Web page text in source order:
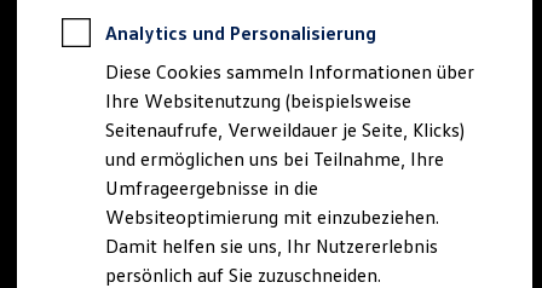
Professional Class bei Volkswagen
Behörden
Direktkunden
Sonderfahrzeuge
Anpfiff zum Gewinn
Elektromobilität
Elektroautos
ID. Tutorials
Elektrofahrzeugkonzepte
ID. EVERY1
Reichweite
Analytics und Personalisierung
Diese Cookies sammeln Informationen über
Ihre Websitenutzung (beispielsweise
Seitenaufrufe, Verweildauer je Seite, Klicks)
und ermöglichen uns bei Teilnahme, Ihre
Umfrageergebnisse in die
Websiteoptimierung mit einzubeziehen.
Damit helfen sie uns, Ihr Nutzererlebnis
persönlich auf Sie zuzuschneiden.